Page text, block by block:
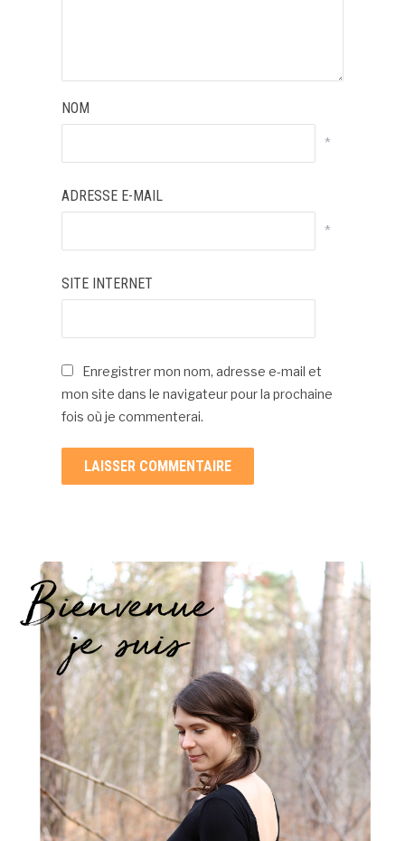
NOM
*
ADRESSE E-MAIL
*
SITE INTERNET
Enregistrer mon nom, adresse e-mail et
mon site dans le navigateur pour la prochaine
fois où je commenterai.